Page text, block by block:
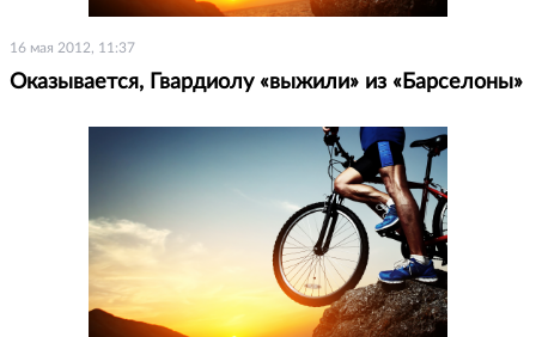
16 мая 2012, 11:37
Оказывается, Гвардиолу «выжили» из «Барселоны»